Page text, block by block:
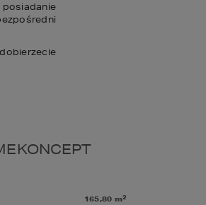
165,80 m2